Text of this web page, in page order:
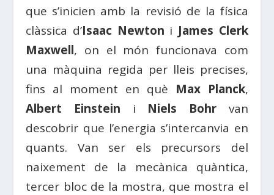
que s’inicien amb la revisió de la física
clàssica d’Isaac Newton i James Clerk
Maxwell, on el món funcionava com
una màquina regida per lleis precises,
fins al moment en què Max Planck,
Albert Einstein i Niels Bohrvan
descobrir que l’energia s’intercanvia en
quants. Van ser els precursors del
naixement de la mecànica quàntica,
tercer bloc de la mostra, que mostra el